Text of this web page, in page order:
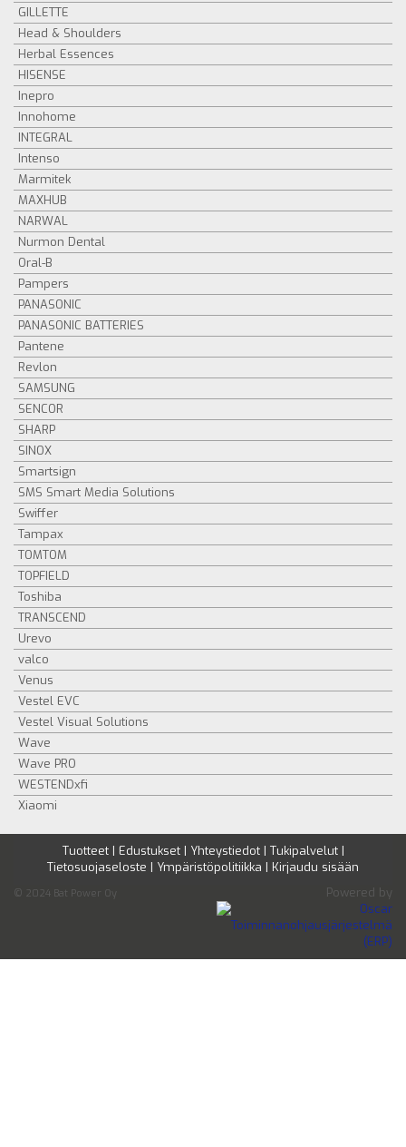
GILLETTE
Head & Shoulders
Herbal Essences
HISENSE
Inepro
Innohome
INTEGRAL
Intenso
Marmitek
MAXHUB
NARWAL
Nurmon Dental
Oral-B
Pampers
PANASONIC
PANASONIC BATTERIES
Pantene
Revlon
SAMSUNG
SENCOR
SHARP
SINOX
Smartsign
SMS Smart Media Solutions
Swiffer
Tampax
TOMTOM
TOPFIELD
Toshiba
TRANSCEND
Urevo
valco
Venus
Vestel EVC
Vestel Visual Solutions
Wave
Wave PRO
WESTENDxfi
Xiaomi
Tuotteet| Edustukset| Yhteystiedot| Tukipalvelut|
Tietosuojaseloste | Ympäristöpolitiikka | Kirjaudu sisään
© 2024 Bat Power Oy Powered by